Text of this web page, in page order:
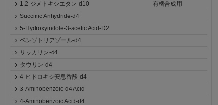
1,2-ジメトキシエタン-d10
有機合成用
Succinic Anhydride-d4
5-Hydroxyindole-3-acetic Acid-D2
ベンゾトリアゾール-d4
サッカリン-d4
タウリン-d4
4-ヒドロキシ安息香酸-d4
3-Aminobenzoic-d4 Acid
4-Aminobenzoic Acid-d4